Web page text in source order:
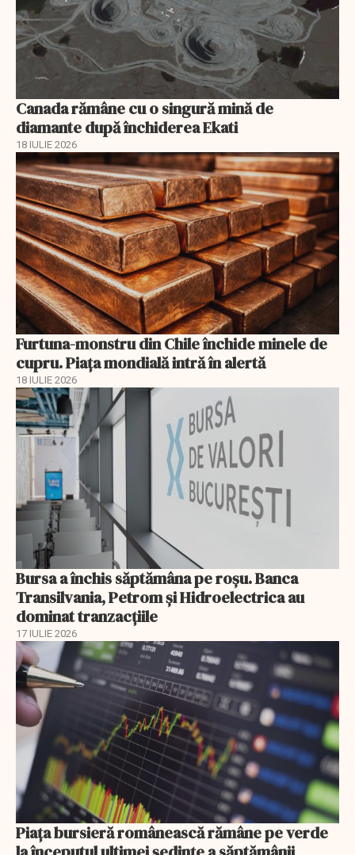
Canada rămâne cu o singură mină de
diamante după închiderea Ekati
18 IULIE 2026
Furtuna-monstru din Chile închide minele de
cupru. Piața mondială intră în alertă
18 IULIE 2026
Bursa a închis săptămâna pe roșu. Banca
Transilvania, Petrom și Hidroelectrica au
dominat tranzacțiile
17 IULIE 2026
Piața bursieră românească rămâne pe verde